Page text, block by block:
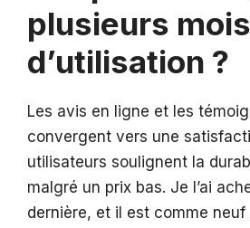
plusieurs mois
d’utilisation ?
Les avis en ligne et les
convergent vers une
utilisateurs soulignent la
malgré un prix bas. Je l’ai
dernière, et il est comme neuf